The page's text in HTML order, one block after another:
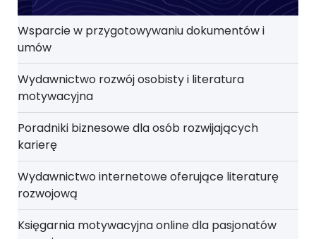
Wsparcie w przygotowywaniu dokumentów i
umów
Wydawnictwo rozwój osobisty i literatura
motywacyjna
Poradniki biznesowe dla osób rozwijających
karierę
Wydawnictwo internetowe oferujące literaturę
rozwojową
Księgarnia motywacyjna online dla pasjonatów